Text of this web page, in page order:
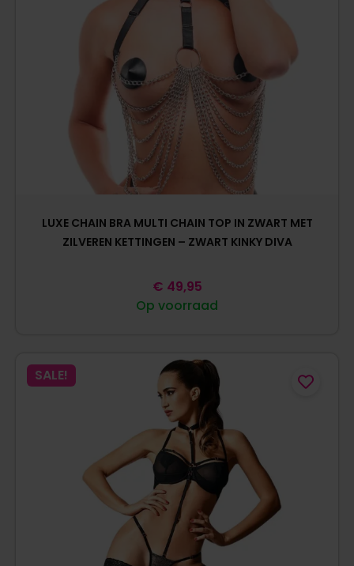
LUXE CHAIN BRA MULTI CHAIN TOP IN ZWART MET
ZILVEREN KETTINGEN – ZWART KINKY DIVA
Op voorraad
€ 49,95
SALE!